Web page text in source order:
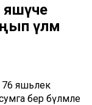
үләм
76 яшьлек
бер бүлмәле